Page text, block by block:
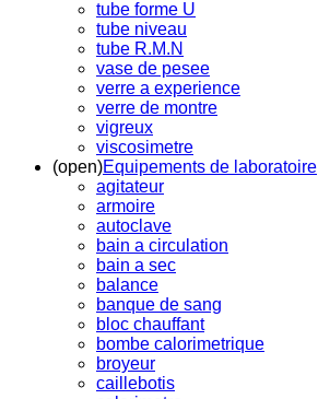
tube forme U
tube niveau
tube R.M.N
vase de pesee
verre a experience
verre de montre
vigreux
viscosimetre
(open)Equipements de laboratoire
agitateur
armoire
autoclave
bain a circulation
bain a sec
balance
banque de sang
bloc chauffant
bombe calorimetrique
broyeur
caillebotis